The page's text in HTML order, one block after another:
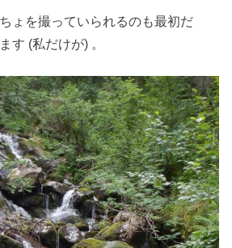
ょを撮っていられるのも最初だ
す (私だけが) 。